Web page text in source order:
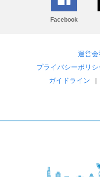
Facebook
運営会
プライバシーポリシ
ガイドライン
|